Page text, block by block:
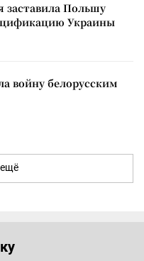
заставила Польшу
Украины
войну белорусским